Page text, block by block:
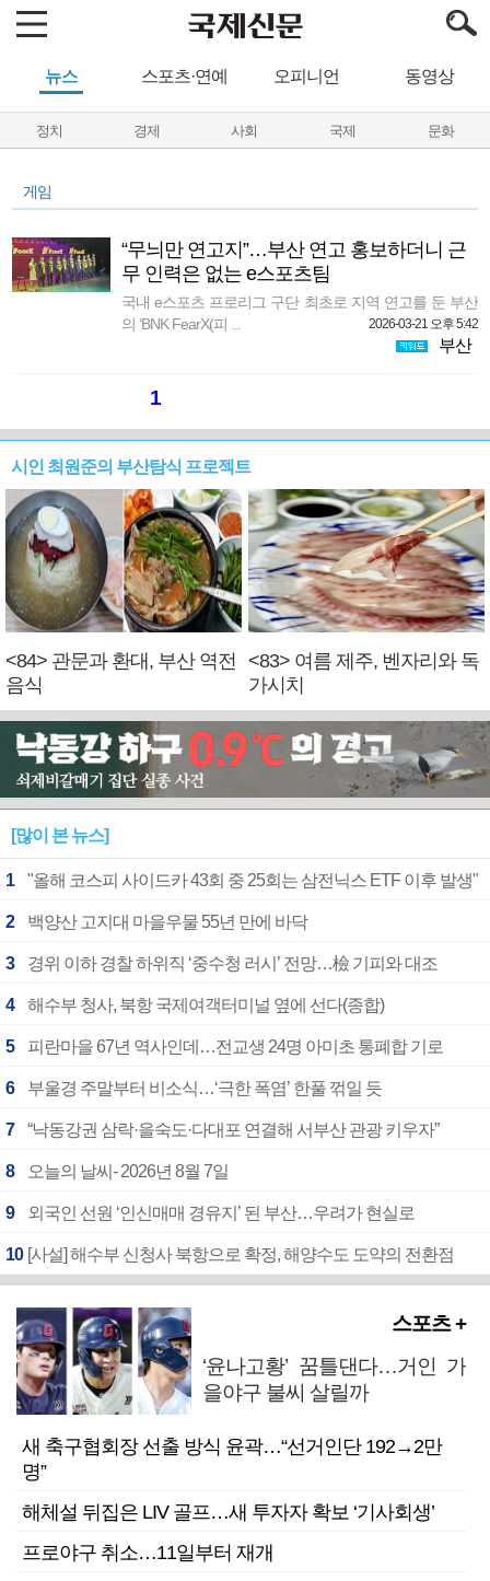
뉴스 스포츠·연예 오피니언 동영상
정치 경제 사회 국제 문화
게임
“무늬만 연고지”…부산 연고 홍보하더니 근
무 인력은 없는 e스포츠팀
국내 e스포츠 프로리그 구단 최초로 지역 연고를 둔 부산
의 ‘BNK FearX(피 ...
2026-03-21 오후 5:42
부산
1
시인 최원준의 부산탐식 프로젝트
<84> 관문과 환대, 부산 역전
음식
<83> 여름 제주, 벤자리와 독
가시치
[많이 본 뉴스]
1 "올해 코스피 사이드카 43회 중 25회는 삼전닉스 ETF 이후 발생"
2 백양산 고지대 마을우물 55년 만에 바닥
3 경위 이하 경찰 하위직 ‘중수청 러시’ 전망…檢 기피와 대조
4 해수부 청사, 북항 국제여객터미널 옆에 선다(종합)
5 피란마을 67년 역사인데…전교생 24명 아미초 통폐합 기로
6 부울경 주말부터 비소식…‘극한 폭염’ 한풀 꺾일 듯
7 “낙동강권 삼락·을숙도·다대포 연결해 서부산 관광 키우자”
8 오늘의 날씨- 2026년 8월 7일
9 외국인 선원 ‘인신매매 경유지’ 된 부산…우려가 현실로
10 [사설] 해수부 신청사 북항으로 확정, 해양수도 도약의 전환점
스포츠 +
‘윤나고황’ 꿈틀댄다…거인 가
을야구 불씨 살릴까
새 축구협회장 선출 방식 윤곽…“선거인단 192→2만
명”
해체설 뒤집은 LIV 골프…새 투자자 확보 ‘기사회생’
프로야구 취소…11일부터 재개